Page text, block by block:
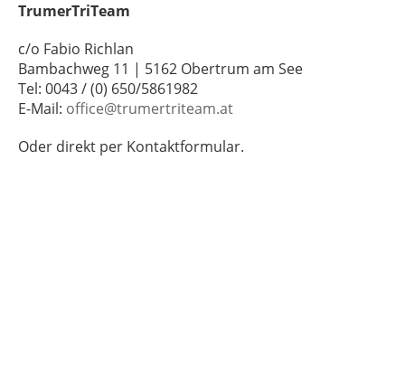
TrumerTriTeam
c/o Fabio Richlan
Bambachweg 11 | 5162 Obertrum am See
Tel: 0043 / (0) 650/5861982
E-Mail: office@trumertriteam.at
Oder direkt per Kontaktformular.